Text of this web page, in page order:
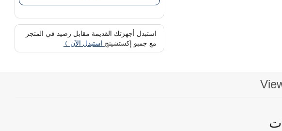
استبدل أجهزتك القديمة مقابل رصيد في المتجر
مع جمبو إكستشينج استبدل الآن